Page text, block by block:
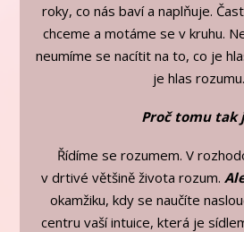
roky, co nás baví a naplňuje.
chceme a motáme se v kruhu.
neumíme se nacítit na to, co je
je hlas rozumu.
Proč tomu tak
Řídíme se rozumem. V
v drtivé většině života rozum.
okamžiku, kdy se naučíte
centru vaší intuice, která je